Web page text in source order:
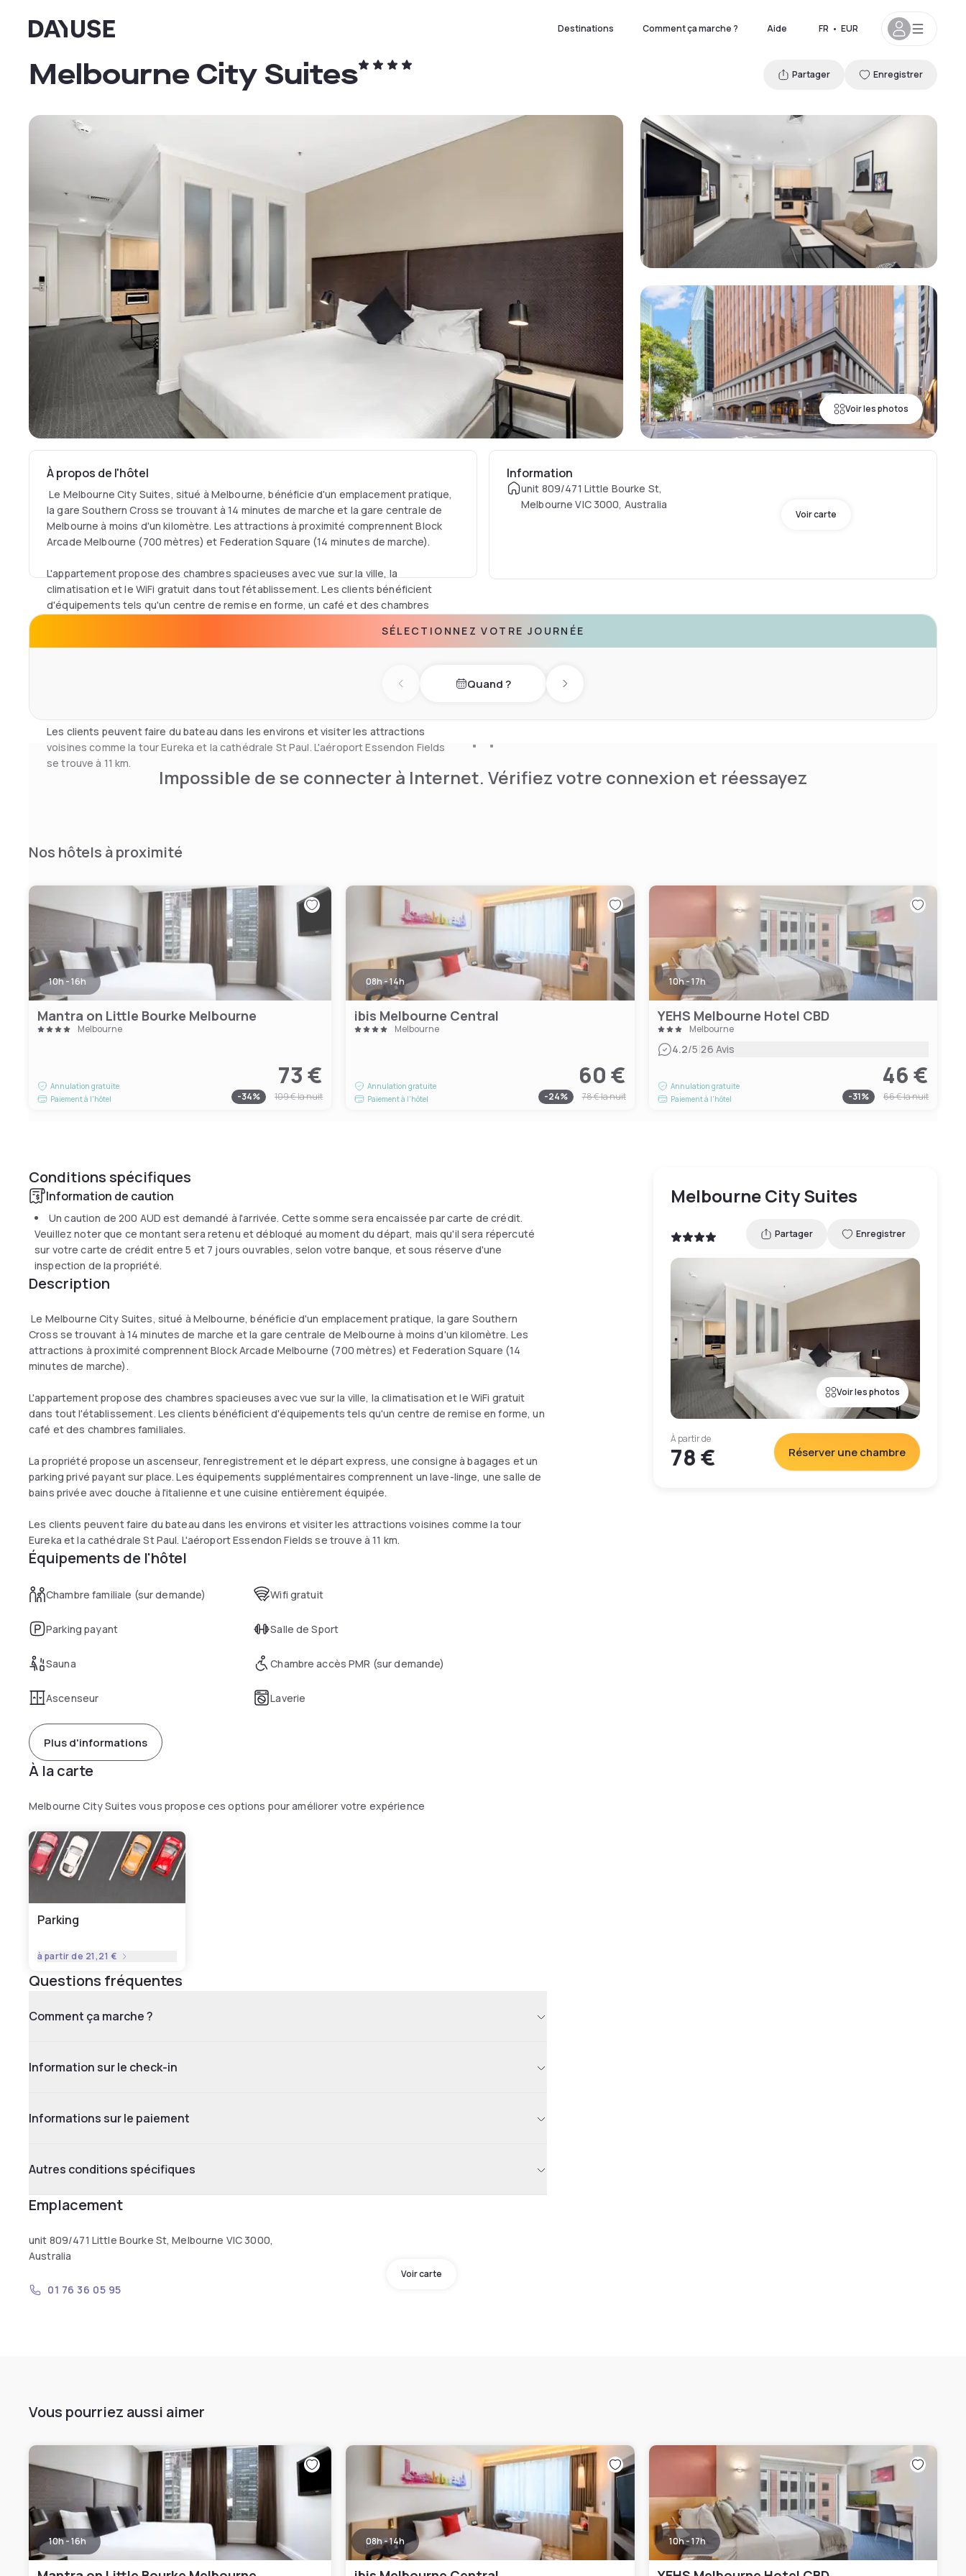
Dayuse Destinations Comment ça marche ? Aide FR • EUR
Voir les photos
Melbourne City Suites Partager Enregistrer
À propos de l'hôtel
Le Melbourne City Suites, situé à Melbourne, bénéficie d'un emplacement pratique,
la gare Southern Cross se trouvant à 14 minutes de marche et la gare centrale de
Melbourne à moins d'un kilomètre. Les attractions à proximité comprennent Block
Arcade Melbourne (700 mètres) et Federation Square (14 minutes de marche).
L'appartement propose des chambres spacieuses avec vue sur la ville, la
climatisation et le WiFi gratuit dans tout l'établissement. Les clients bénéficient
d'équipements tels qu'un centre de remise en forme, un café et des chambres
La propriété propose un ascenseur, l'enregistrement et le départ express, une
supplémentaires comprennent un lave-linge, une salle de bains privée avec douche à
Les clients peuvent faire du bateau dans les environs et visiter les attractions
voisines comme la tour Eureka et la cathédrale St Paul. L'aéroport Essendon Fields
se trouve à 11 km.
Information
unit 809/471 Little Bourke St,
Melbourne VIC 3000, Australia
Voir carte
SÉLECTIONNEZ VOTRE JOURNÉE
Previous dayQuand ? Next day
Impossible de se connecter à Internet. Vérifiez votre connexion et réessayez
Nos hôtels à proximité
10h - 16h
Mantra on Little Bourke Melbourne
Melbourne
Annulation gratuite
Paiement à l'hôtel
73 €
-34% 109 €la nuit
08h - 14h
ibis Melbourne Central
Melbourne
Annulation gratuite
Paiement à l'hôtel
60 €
-24% 78 €la nuit
10h - 17h
YEHS Melbourne Hotel CBD
Melbourne
4.2/5|26 Avis
Annulation gratuite
Paiement à l'hôtel
46 €
-31% 66 €la nuit
Conditions spécifiques
Information de caution
Un caution de 200 AUD est demandé à l'arrivée. Cette somme sera encaissée par carte de crédit.
Veuillez noter que ce montant sera retenu et débloqué au moment du départ, mais qu'il sera répercuté
sur votre carte de crédit entre 5 et 7 jours ouvrables, selon votre banque, et sous réserve d'une
inspection de la propriété.
Description
Le Melbourne City Suites, situé à Melbourne, bénéficie d'un emplacement pratique, la gare Southern
Cross se trouvant à 14 minutes de marche et la gare centrale de Melbourne à moins d'un kilomètre. Les
attractions à proximité comprennent Block Arcade Melbourne (700 mètres) et Federation Square (14
minutes de marche).
L'appartement propose des chambres spacieuses avec vue sur la ville, la climatisation et le WiFi gratuit
dans tout l'établissement. Les clients bénéficient d'équipements tels qu'un centre de remise en forme, un
café et des chambres familiales.
La propriété propose un ascenseur, l'enregistrement et le départ express, une consigne à bagages et un
parking privé payant sur place. Les équipements supplémentaires comprennent un lave-linge, une salle de
bains privée avec douche à l'italienne et une cuisine entièrement équipée.
Les clients peuvent faire du bateau dans les environs et visiter les attractions voisines comme la tour
Eureka et la cathédrale St Paul. L'aéroport Essendon Fields se trouve à 11 km.
Équipements de l'hôtel
Chambre familiale (sur demande) Wifi gratuit
Parking payant Salle de Sport
Sauna Chambre accès PMR (sur demande)
Ascenseur Laverie
Plus d'informations
À la carte
Melbourne City Suites vous propose ces options pour améliorer votre expérience
Parking
à partir de 21,21 €
Questions fréquentes
Comment ça marche ?
Information sur le check-in
Informations sur le paiement
Autres conditions spécifiques
Emplacement
unit 809/471 Little Bourke St, Melbourne VIC 3000,
Australia
Voir carte
01 76 36 05 95
Melbourne City Suites
Partager Enregistrer
Voir les photos
À partir de
78 € Réserver une chambre
Vous pourriez aussi aimer
10h - 16h 08h - 14h 10h - 17h